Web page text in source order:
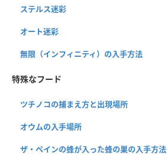
ステルス迷彩
オート迷彩
無限（インフィニティ）の入手方法
特殊なフード
ツチノコの捕まえ方と出現場所
オウムの入手場所
ザ・ペインの蜂が入った蜂の巣の入手方法